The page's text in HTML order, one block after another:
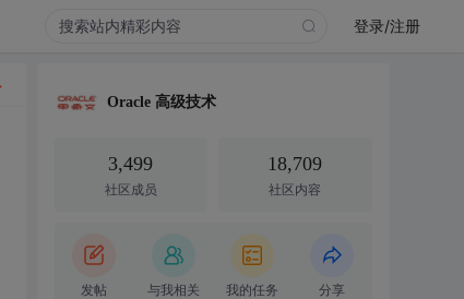
登录/注册
Oracle 高级技术
3,499
社区成员
18,709
社区内容
发帖 与我相关 我的任务 分享